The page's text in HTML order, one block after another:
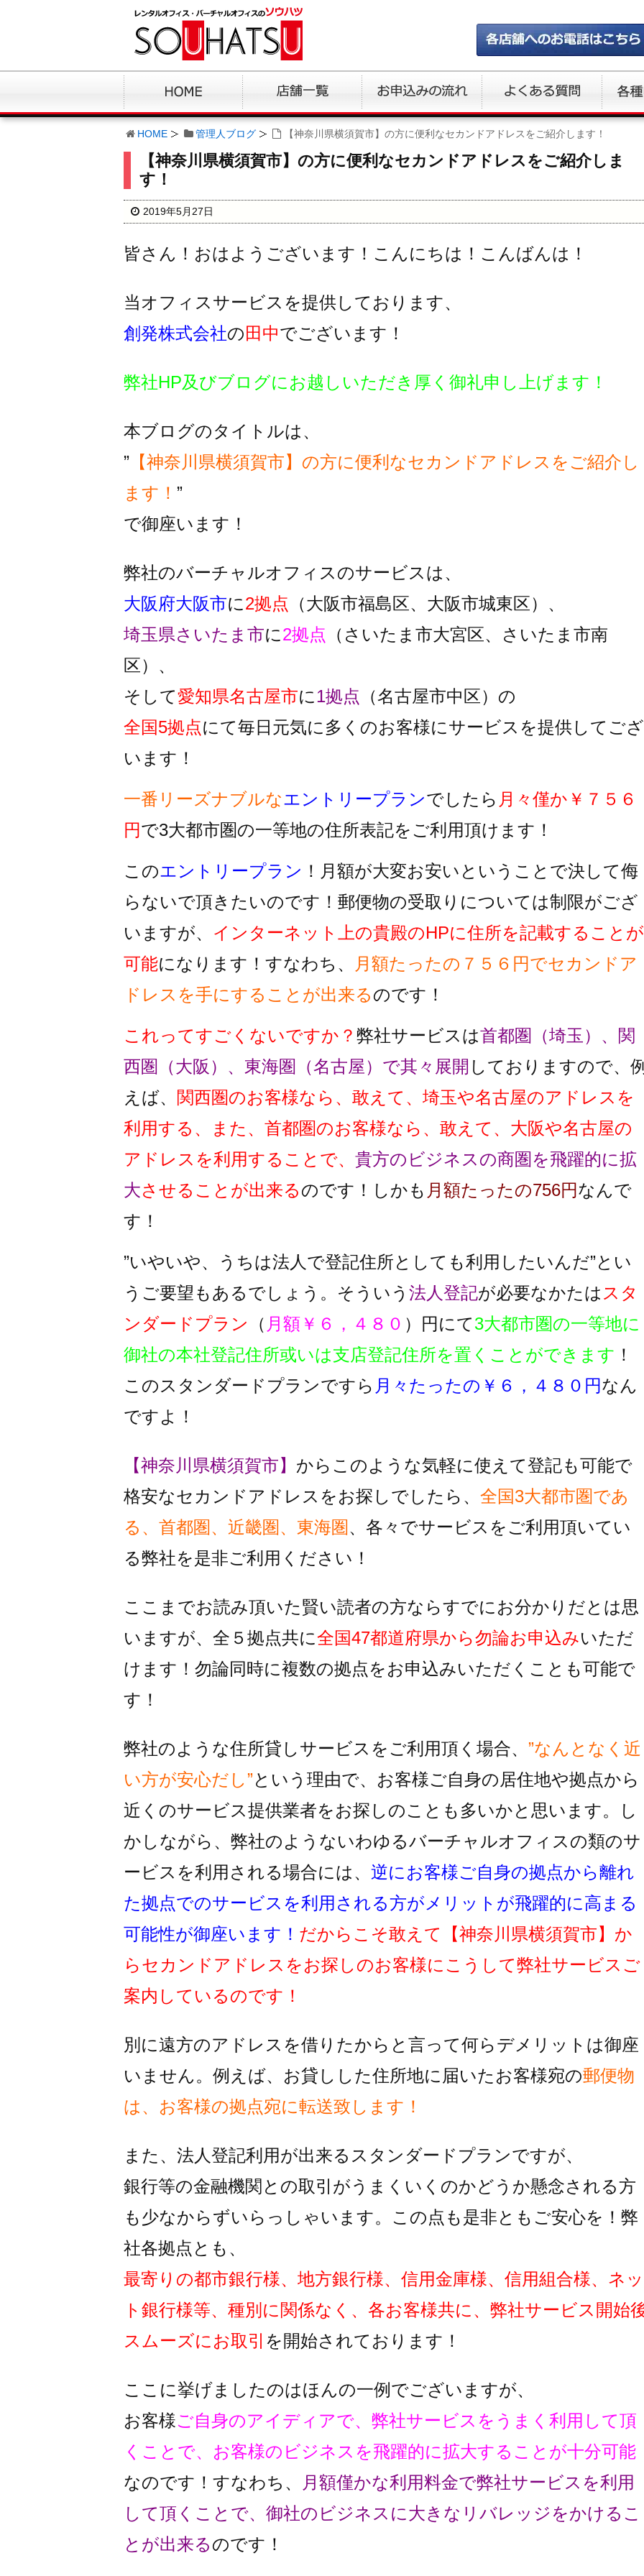
HOME 管理人ブログ 【神奈川県横須賀市】の方に便利なセカンドアドレスをご紹介します！
【神奈川県横須賀市】の方に便利なセカンドアドレスをご紹介しま
す！
2019年5月27日
皆さん！おはようございます！こんにちは！こんばんは！
当オフィスサービスを提供しております、
創発株式会社の田中でございます！
弊社HP及びブログにお越しいただき厚く御礼申し上げます！
本ブログのタイトルは、
” 【神奈川県横須賀市】の方に便利なセカンドアドレスをご紹介し
ます！ ”
で御座います！
弊社のバーチャルオフィスのサービスは、
大阪府大阪市に2拠点 （大阪市福島区、大阪市城東区）、
埼玉県さいたま市に2拠点 （さいたま市大宮区、さいたま市南
区）、
そして愛知県名古屋市に1拠点 （名古屋市中区）の
全国5拠点にて毎日元気に多くのお客様にサービスを提供してござ
います！
一番リーズナブルなエントリープランでしたら 月々僅か￥７５６
円で3大都市圏の一等地の住所表記をご利用頂けます！
このエントリープラン ！月額が大変お安いということで決して侮
らないで頂きたいのです！郵便物の受取りについては制限がござ
いますが、 インターネット上の貴殿のHPに住所を記載することが
可能になります！すなわち、
月額たったの７５６円でセカンドア
ドレスを手にすることが出来るのです！
これってすごくないですか？ 弊社サービスは首都圏（埼玉）、関
西圏（大阪）、東海圏（名古屋）で其々展開 しておりますので、例
えば、 関西圏のお客様なら、敢えて、埼玉や名古屋のアドレスを
利用する、また、首都圏のお客様なら、敢えて、大阪や名古屋の
アドレスを利用することで、 貴方のビジネスの商圏を飛躍的に拡
大させることが出来るのです！しかも 月額たったの756円なんで
す！
”いやいや、うちは法人で登記住所としても利用したいんだ”とい
うご要望もあるでしょう。そういう 法人登記が必要なかたは スタ
ンダードプラン
（ 月額￥６，４８０ ）円にて3大都市圏の一等地に
御社の本社登記住所或いは支店登記住所を置くことができます ！
このスタンダードプランですら 月々たったの￥６，４８０円なん
ですよ！
【神奈川県横須賀市】 からこのような気軽に使えて登記も可能で
格安なセカンドアドレスをお探しでしたら、 全国3大都市圏であ
る、首都圏、近畿圏、東海圏 、各々でサービスをご利用頂いてい
る弊社を是非ご利用ください！
ここまでお読み頂いた賢い読者の方ならすでにお分かりだとは思
いますが、全５拠点共に全国47都道府県から勿論お申込みいただ
けます！ 勿論同時に複数の拠点をお申込みいただくことも可能で
す！
弊社のような住所貸しサービスをご利用頂く場合、 ”なんとなく近
い方が安心だし”という理由で、お客様ご自身の居住地や拠点から
近くのサービス提供業者をお探しのことも多いかと思います。し
かしながら、 弊社のようないわゆるバーチャルオフィスの類のサ
ービスを利用される場合には、 逆にお客様ご自身の拠点から離れ
た拠点でのサービスを利用 される方がメリットが飛躍的に高まる
可能性が御座います！ だからこそ敢えて 【神奈川県横須賀市】 か
らセカンドアドレスをお探しのお客様にこうして弊社サービスご
案内しているのです！
別に遠方のアドレスを借りたからと言って何らデメリットは御座
いません。例えば、お貸しした住所地に届いたお客様宛の郵便物
は、お客様の拠点宛に転送致します！
また、法人登記利用が出来るスタンダードプランですが、
銀行等の金融機関との取引がうまくいくのかどうか懸念される方
も少なからずいらっしゃいます。この点も是非ともご安心を！弊
社各拠点とも、
最寄りの都市銀行様、地方銀行様、信用金庫様、信用組合様、ネッ
ト銀行様等、種別に関係なく、各お客様共に、弊社サービス開始
スムーズに お取引 を開始されております！
ここに挙げましたのはほんの一例でございますが、
お客様ご自身のアイディアで、弊社サービスをうまく利用して頂
くことで、 お客様のビジネスを飛躍的に拡大することが十分可能
なのです！ すなわち、
月額僅かな利用料金で弊社サービスを利用
して頂くことで、 御社のビジネスに大きなリバレッジをかけるこ
とが出来るのです！